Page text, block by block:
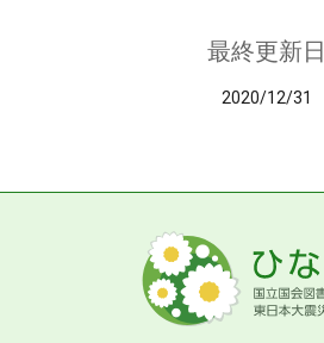
最終更新日
2020/12/31